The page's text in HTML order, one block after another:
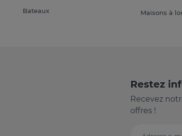
Bateaux Maisons à
Restez
Recevez
offres !